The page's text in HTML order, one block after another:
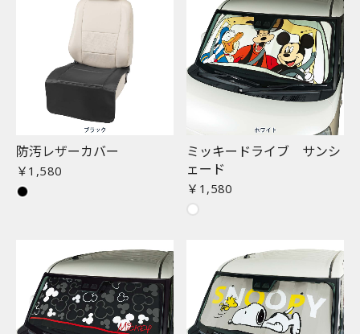
防汚レザーカバー
￥1,580
ミッキードライブ サンシ
ェード
￥1,580